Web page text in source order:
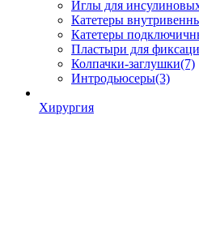
Иглы для
Катетеры
Катетеры
Пластыри для
Колпачки-заглушки(7)
Интродьюсеры(3)
Хирургия